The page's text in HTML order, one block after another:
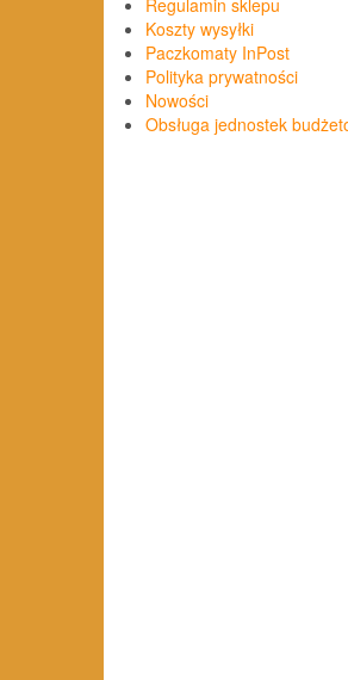
Regulamin sklepu
Koszty wysyłki
Paczkomaty InPost
Polityka prywatności
Nowości
Obsługa jednostek